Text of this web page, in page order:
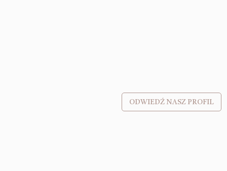
ODWIEDŹ NASZ PROFIL